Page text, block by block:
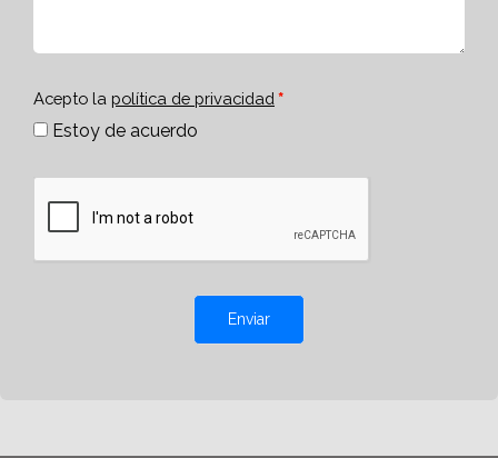
Acepto la política de privacidad
Estoy de acuerdo
Enviar